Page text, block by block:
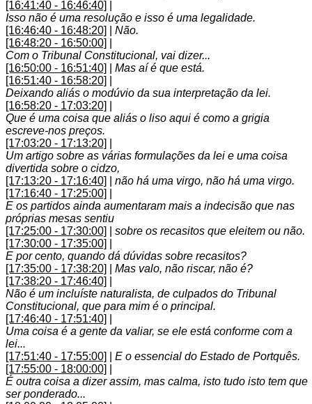
[16:41:40 - 16:46:40]
Isso não é uma resolução e isso é uma legalidade.
[16:46:40 - 16:48:20]
Não.
[16:48:20 - 16:50:00]
Com o Tribunal Constitucional, vai dizer...
[16:50:00 - 16:51:40]
Mas aí é que está.
[16:51:40 - 16:58:20]
Deixando aliás o modúvio da sua interpretação da lei.
[16:58:20 - 17:03:20]
Que é uma coisa que aliás o liso aqui é como a grigia
escreve-nos preços.
[17:03:20 - 17:13:20]
Um artigo sobre as várias formulações da lei e uma coisa
divertida sobre o cidzo,
[17:13:20 - 17:16:40]
não há uma virgo, não há uma virgo.
[17:16:40 - 17:25:00]
E os partidos ainda aumentaram mais a indecisão que nas
próprias mesas sentiu
[17:25:00 - 17:30:00]
sobre os recasitos que eleitem ou não.
[17:30:00 - 17:35:00]
E por cento, quando dá dúvidas sobre recasitos?
[17:35:00 - 17:38:20]
Mas valo, não riscar, não é?
[17:38:20 - 17:46:40]
Não é um incluíste naturalista, de culpados do Tribunal
Constitucional, que para mim é o principal.
[17:46:40 - 17:51:40]
Uma coisa é a gente da valiar, se ele está conforme com a
lei...
[17:51:40 - 17:55:00]
E o essencial do Estado de Portquês.
[17:55:00 - 18:00:00]
É outra coisa a dizer assim, mas calma, isto tudo isto tem que
ser ponderado...